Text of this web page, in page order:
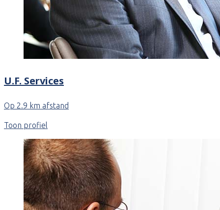
U.F. Services
Op 2.9 km afstand
Toon profiel